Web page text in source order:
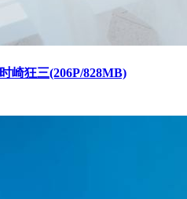
崎狂三(206P/828MB)